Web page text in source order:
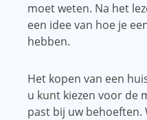
moet weten. Na het
een idee van hoe je
hebben.
Het kopen van een
u kunt kiezen voor de
past bij uw